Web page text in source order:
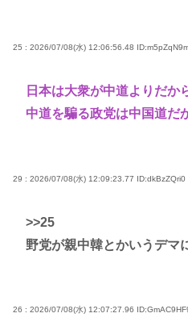
25 : 2026/07/08(水) 12:06:56.48
日本は大衆が中道よりだか
中道を騙る政党は中国道だ
29 : 2026/07/08(水) 12:09:23.77 ID:dkBzZQri0
>>25
野党が親中韓とかいうデマ
26 : 2026/07/08(水) 12:07:27.96